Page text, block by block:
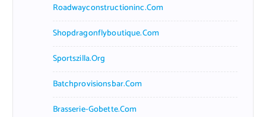
Roadwayconstructioninc.com
Shopdragonflyboutique.com
Sportszilla.org
Batchprovisionsbar.com
Brasserie-Gobette.com